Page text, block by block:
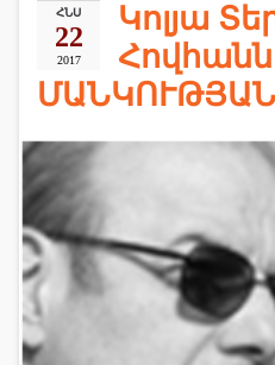
ՀՆՍ
22
2017
Կոլյա